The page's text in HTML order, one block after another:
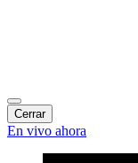
Cerrar
En vivo ahora